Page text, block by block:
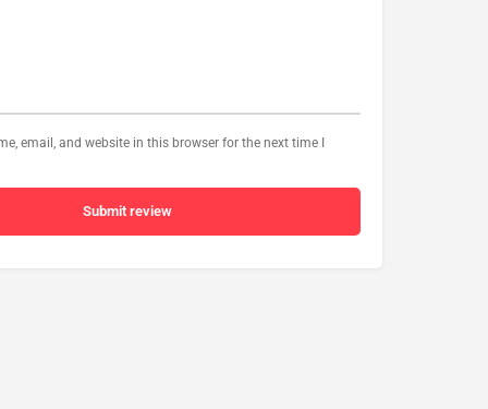
email, and website in this browser for the next time I
Submit review